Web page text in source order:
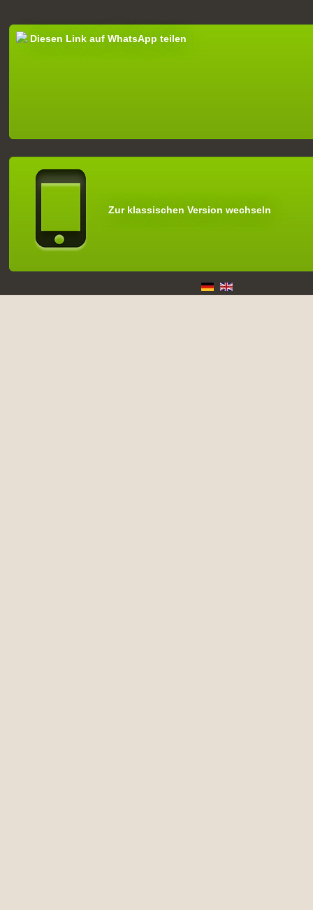
Diesen Link auf WhatsApp teilen
Zur klassischen Version wechseln